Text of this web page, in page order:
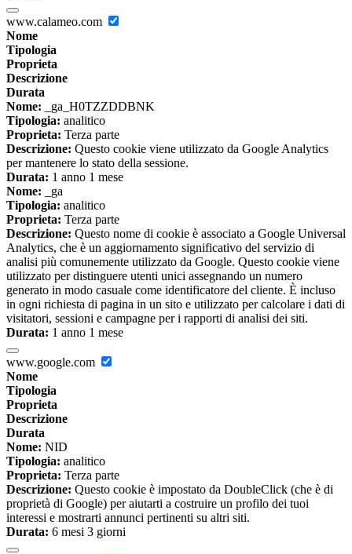
www.calameo.com
Nome
Tipologia
Proprieta
Descrizione
Durata
Nome: _ga_H0TZZDDBNK
Tipologia: analitico
Proprieta: Terza parte
Descrizione: Questo cookie viene utilizzato da Google Analytics
per mantenere lo stato della sessione.
Durata: 1 anno 1 mese
Nome: _ga
Tipologia: analitico
Proprieta: Terza parte
Descrizione: Questo nome di cookie è associato a Google Universal
Analytics, che è un aggiornamento significativo del servizio di
analisi più comunemente utilizzato da Google. Questo cookie viene
utilizzato per distinguere utenti unici assegnando un numero
generato in modo casuale come identificatore del cliente. È incluso
in ogni richiesta di pagina in un sito e utilizzato per calcolare i dati di
visitatori, sessioni e campagne per i rapporti di analisi dei siti.
Durata: 1 anno 1 mese
www.google.com
Nome
Tipologia
Proprieta
Descrizione
Durata
Nome: NID
Tipologia: analitico
Proprieta: Terza parte
Descrizione: Questo cookie è impostato da DoubleClick (che è di
proprietà di Google) per aiutarti a costruire un profilo dei tuoi
interessi e mostrarti annunci pertinenti su altri siti.
Durata: 6 mesi 3 giorni